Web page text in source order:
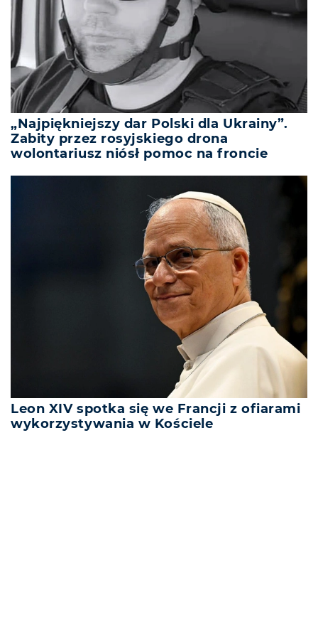
„Najpiękniejszy dar Polski dla Ukrainy”.
Zabity przez rosyjskiego drona
wolontariusz niósł pomoc na froncie
Leon XIV spotka się we Francji z ofiarami
wykorzystywania w Kościele